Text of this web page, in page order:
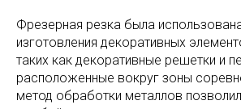
Фрезерная резка была
изготовления декоративных
таких как декоративные решетки и
расположенные вокруг зоны
метод обработки металлов